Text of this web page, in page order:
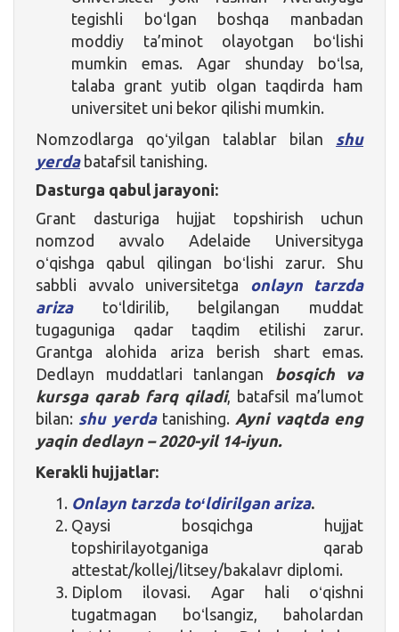
tegishli boʻlgan boshqa manbadan
moddiy ta’minot olayotgan boʻlishi
mumkin emas. Agar shunday boʻlsa,
talaba grant yutib olgan taqdirda ham
universitet uni bekor qilishi mumkin.
Nomzodlarga qoʻyilgan talablar bilan shu
yerdabatafsil tanishing.
Dasturga qabul jarayoni:
Grant dasturiga hujjat topshirish uchun
nomzod avvalo Adelaide Universityga
oʻqishga qabul qilingan boʻlishi zarur. Shu
sabbli avvalo universitetga onlayn tarzda
arizatoʻldirilib, belgilangan muddat
tugaguniga qadar taqdim etilishi zarur.
Grantga alohida ariza berish shart emas.
Dedlayn muddatlari tanlangan bosqich va
kursga qarab farq qiladi, batafsil ma’lumot
bilan: shu yerdatanishing. Ayni vaqtda eng
yaqin dedlayn – 2020-yil 14-iyun.
Kerakli hujjatlar:
Onlayn tarzda toʻldirilgan ariza.
Qaysi bosqichga hujjat
topshirilayotganiga qarab
attestat/kollej/litsey/bakalavr diplomi.
Diplom ilovasi. Agar hali oʻqishni
tugatmagan boʻlsangiz, baholardan